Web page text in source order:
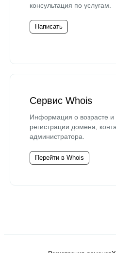
консультация по услугам.
Написать
Сервис Whois
Информация о возрасте и
регистрации домена,
администратора.
Перейти в Whois